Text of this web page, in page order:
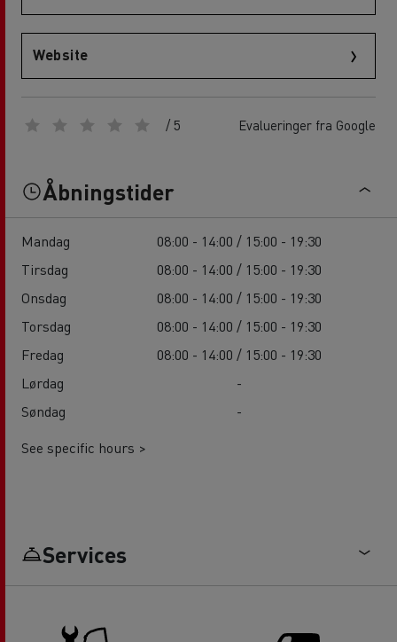
Website
/ 5 Evalueringer fra Google
Åbningstider
Mandag
08:00 - 14:00 / 15:00 - 19:30
Tirsdag
08:00 - 14:00 / 15:00 - 19:30
Onsdag
08:00 - 14:00 / 15:00 - 19:30
Torsdag
08:00 - 14:00 / 15:00 - 19:30
Fredag
08:00 - 14:00 / 15:00 - 19:30
Lørdag
-
Søndag
-
See specific hours >
Services